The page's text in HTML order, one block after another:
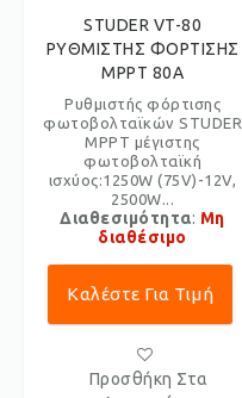
STUDER VT-80
ΡΥΘΜΙΣΤΗΣ ΦΟΡΤΙΣΗΣ
MPPT 80A
Ρυθμιστής φόρτισης
φωτοβολταϊκών STUDER
MPPT μέγιστης
φωτοβολταϊκή
ισχύoς:1250W (75V)-12V,
2500W...
Διαθεσιμότητα: Μη
διαθέσιμο
Καλέστε Για Τιμή
Προσθήκη Στα